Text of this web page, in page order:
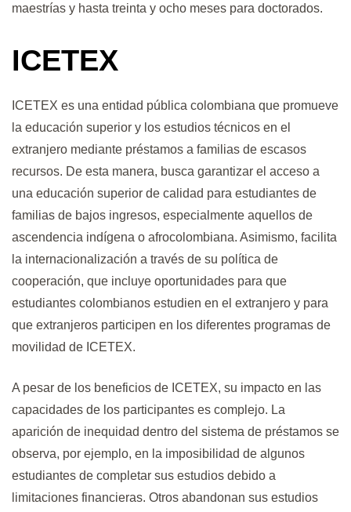
maestrías y hasta treinta y ocho meses para doctorados.
ICETEX
ICETEX es una entidad pública colombiana que promueve
la educación superior y los estudios técnicos en el
extranjero mediante préstamos a familias de escasos
recursos. De esta manera, busca garantizar el acceso a
una educación superior de calidad para estudiantes de
familias de bajos ingresos, especialmente aquellos de
ascendencia indígena o afrocolombiana. Asimismo, facilita
la internacionalización a través de su política de
cooperación, que incluye oportunidades para que
estudiantes colombianos estudien en el extranjero y para
que extranjeros participen en los diferentes programas de
movilidad de ICETEX.
A pesar de los beneficios de ICETEX, su impacto en las
capacidades de los participantes es complejo. La
aparición de inequidad dentro del sistema de préstamos se
observa, por ejemplo, en la imposibilidad de algunos
estudiantes de completar sus estudios debido a
limitaciones financieras. Otros abandonan sus estudios